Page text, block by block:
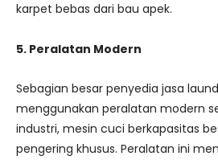
karpet bebas dari bau apek.
5. Peralatan Modern
Sebagian besar penyedia jasa
menggunakan peralatan modern
industri, mesin cuci berkapasitas
pengering khusus. Peralatan ini